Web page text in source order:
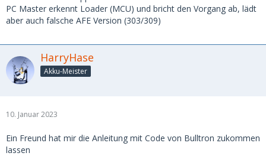
PC Master erkennt Loader (MCU) und bricht den Vorgang ab, lädt
aber auch falsche AFE Version (303/309)
HarryHase
Akku-Meister
10. Januar 2023
Ein Freund hat mir die Anleitung mit Code von Bulltron zukommen
lassen